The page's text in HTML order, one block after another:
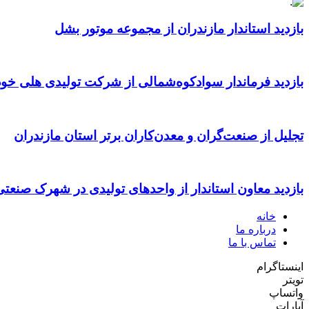
بازدید استاندار مازندران از مجموعه موتور بشل
بازدید فرماندار سوادکوه‌شمالی از شرکت تولیدی هلی
تجلیل از صنعت‌گران و معدن‌کاران برتر استان مازندران
بازدید معاون استاندار از واحدهای تولیدی در شهرک
خانه
درباره ما
تماس با ما
اینستاگرام
تویتر
واتساپ
آپارات